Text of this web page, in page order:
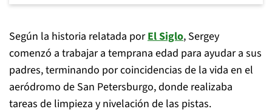
Según la historia relatada porEl Siglo, Sergey
comenzó a trabajar a temprana edad para ayudar a sus
padres, terminando por coincidencias de la vida en el
aeródromo de San Petersburgo, donde realizaba
tareas de limpieza y nivelación de las pistas.